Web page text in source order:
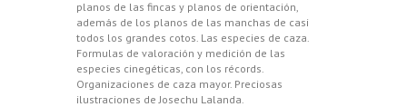
planos de las fincas y planos de orientación,
además de los planos de las manchas de casi
todos los grandes cotos. Las especies de caza.
Formulas de valoración y medición de las
especies cinegéticas, con los récords.
Organizaciones de caza mayor. Preciosas
ilustraciones de Josechu Lalanda.